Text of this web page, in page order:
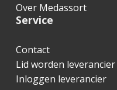
Over Medassort
Service
Contact
Lid worden leverancier
Inloggen leverancier